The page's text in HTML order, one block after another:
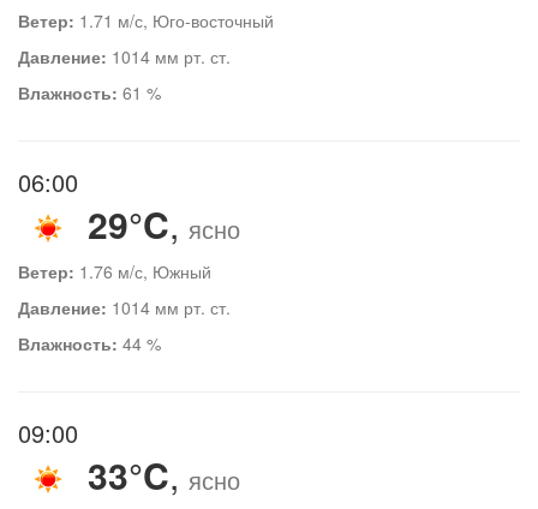
Ветер: 1.71 м/с, Юго-восточный
Давление: 1014 мм рт. ст.
Влажность: 61 %
06:00
29°C, ясно
Ветер: 1.76 м/с, Южный
Давление: 1014 мм рт. ст.
Влажность: 44 %
09:00
33°C, ясно